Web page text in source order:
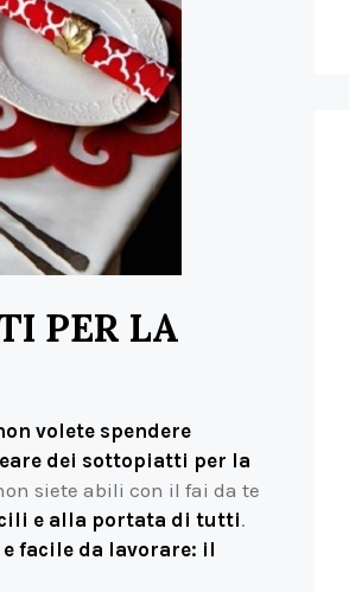
PER LA
volete spendere
dei sottopiatti per la
siete abili con il fai da te
e alla portata di tutti.
facile da lavorare: il